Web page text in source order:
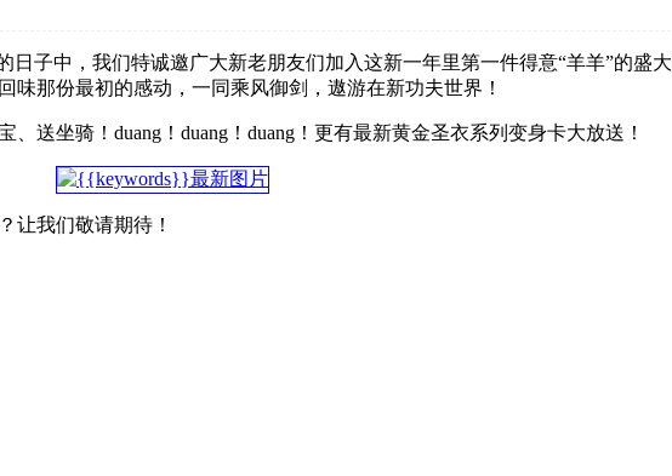
子中，我们特诚邀广大新老朋友们加入这新一年里第一件得意“羊羊”的盛
那份最初的感动，一同乘风御剑，遨游在新功夫世界！
送坐骑！duang！duang！duang！更有最新黄金圣衣系列变身卡大放送！
让我们敬请期待！